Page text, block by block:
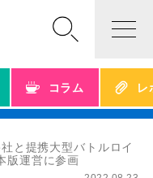
コラム レ
と提携大型バトルロイ
版運営に参画